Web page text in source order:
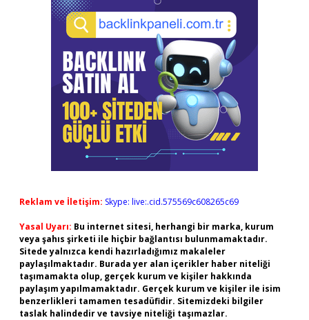
Reklam ve İletişim: Skype: live:.cid.575569c608265c69
Yasal Uyarı: Bu internet sitesi, herhangi bir marka, kurum
veya şahıs şirketi ile hiçbir bağlantısı bulunmamaktadır.
Sitede yalnızca kendi hazırladığımız makaleler
paylaşılmaktadır. Burada yer alan içerikler haber niteliği
taşımamakta olup, gerçek kurum ve kişiler hakkında
paylaşım yapılmamaktadır. Gerçek kurum ve kişiler ile isim
benzerlikleri tamamen tesadüfidir. Sitemizdeki bilgiler
taslak halindedir ve tavsiye niteliği taşımazlar.